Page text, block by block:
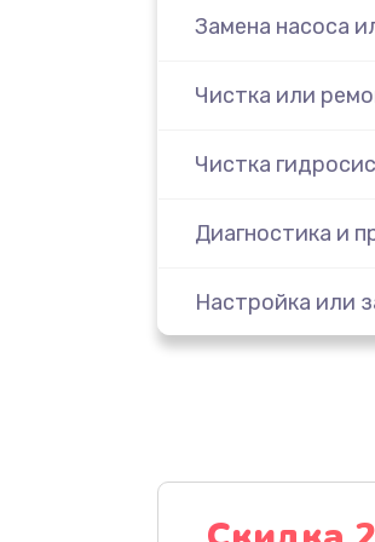
Замена насоса
Чистка или
Чистка
Диагностика и
Настройка или